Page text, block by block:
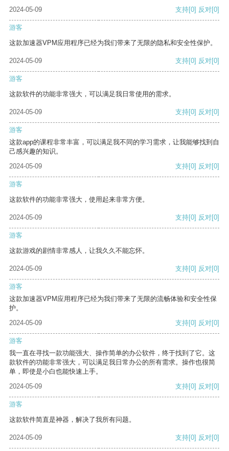
2024-05-09 支持[0] 反对[0]
游客
这款加速器VPM应用程序已经为我们带来了无限的隐私和安全性保护。
2024-05-09 支持[0] 反对[0]
游客
这款软件的功能非常强大，可以满足我日常使用的需求。
2024-05-09 支持[0] 反对[0]
游客
这款app的课程非常丰富，可以满足我不同的学习需求，让我能够找到自
己感兴趣的知识。
2024-05-09
支持[0] 反对[0]
游客
这款软件的功能非常强大，使用起来非常方便。
2024-05-09 支持[0] 反对[0]
游客
这款游戏的剧情非常感人，让我久久不能忘怀。
2024-05-09 支持[0] 反对[0]
游客
这款加速器VPM应用程序已经为我们带来了无限的流畅体验和安全性保
护。
2024-05-09
支持[0] 反对[0]
游客
我一直在寻找一款功能强大、操作简单的办公软件，终于找到了它。这
款软件的功能非常强大，可以满足我日常办公的所有需求。操作也很简
单，即使是小白也能快速上手。
2024-05-09
支持[0] 反对[0]
游客
这款软件简直是神器，解决了我所有问题。
2024-05-09 支持[0] 反对[0]